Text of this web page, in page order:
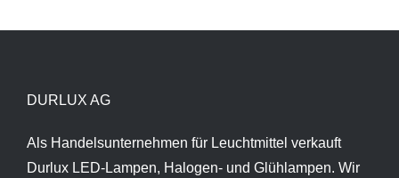
DURLUX AG
Als Handelsunternehmen für Leuchtmittel verkauft
Durlux LED-Lampen, Halogen- und Glühlampen. Wir